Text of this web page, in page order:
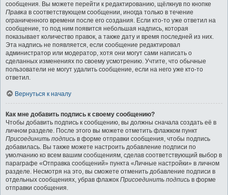
сообщения. Вы можете перейти к редактированию, щёлкнув по кнопке
Правка в соответствующем сообщении, иногда только в течение
ограниченного времени после его создания. Если кто-то уже ответил на
сообщение, то под ним появится небольшая надпись, которая
показывает количество правок, а также дату и время последней из них.
Эта надпись не появляется, если сообщение редактировал
администратор или модератор, хотя они могут сами написать о
сделанных изменениях по своему усмотрению. Учтите, что обычные
пользователи не могут удалить сообщение, если на него уже кто-то
ответил.
Вернуться к началу
Как мне добавить подпись к своему сообщению?
Чтобы добавить подпись к сообщению, вы должны сначала создать её в
личном разделе. После этого вы можете отметить флажком пункт
Присоединить подпись в форме отправки сообщения, чтобы подпись
добавилась. Вы также можете настроить добавление подписи по
умолчанию ко всем вашим сообщениям, сделав соответствующий выбор в
параграфе «Отправка сообщений» пункта «Личные настройки» в личном
разделе. Несмотря на это, вы сможете отменить добавление подписи в
отдельных сообщениях, убрав флажок Присоединить подпись в форме
отправки сообщения.